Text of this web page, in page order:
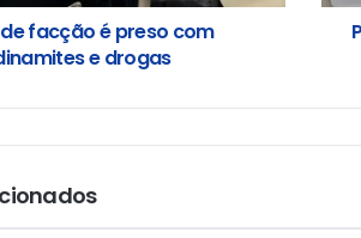
facção é preso com
e drogas